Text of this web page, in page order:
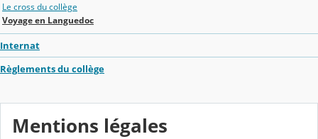
Le cross du collège
Voyage en Languedoc
Internat
Règlements du collège
Mentions légales